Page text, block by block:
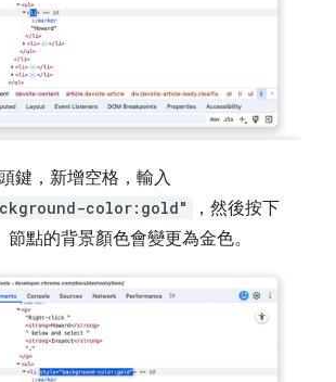
鍵，新增空格，輸入
color:gold" ，然後按下
節點的背景顏色會變更為金色。